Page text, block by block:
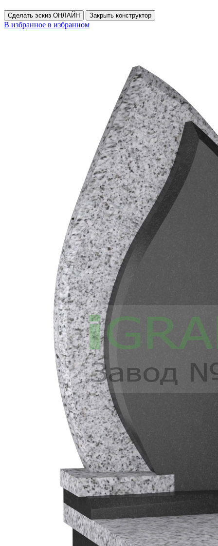
Сделать эскиз ОНЛАЙН Закрыть конструктор
В избранное в избранном